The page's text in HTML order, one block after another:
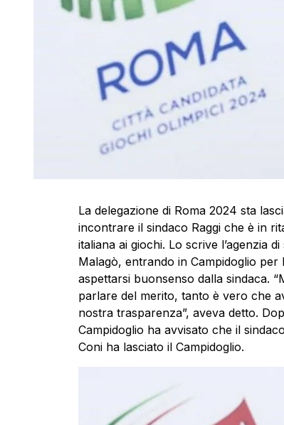
La delegazione di Roma 2024 sta
incontrare il sindaco Raggi che è in
italiana ai giochi. Lo scrive l’agenzia
Malagò, entrando in Campidoglio
aspettarsi buonsenso dalla sindaca.
parlare del merito, tanto è vero che
nostra trasparenza”, aveva detto.
Campidoglio ha avvisato che il
Coni ha lasciato il Campidoglio.